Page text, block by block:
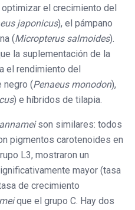
el crecimiento del
japonicus), el pámpano
(Micropterus salmoides).
la suplementación de la
el rendimiento del
negro (Penaeus monodon),
) e híbridos de tilapia.
son similares: todos
pigmentos carotenoides en
L3, mostraron un
mayor (tasa
de crecimiento
que el grupo C. Hay dos